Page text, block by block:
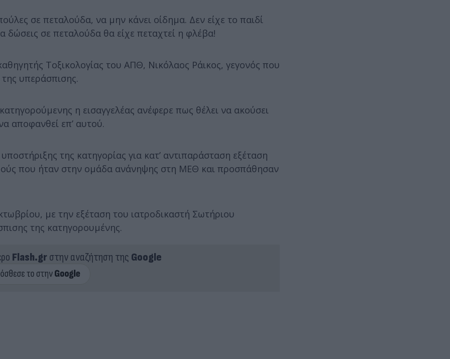
σε πεταλούδα, να μην κάνει οίδημα. Δεν είχε το παιδί
δώσεις σε πεταλούδα θα είχε πεταχτεί η φλέβα!
Τοξικολογίας του ΑΠΘ, Νικόλαος Ράικος, γεγονός που
υπεράσπισης.
η εισαγγελέας ανέφερε πως θέλει να ακούσει
αποφανθεί επ’ αυτού.
της κατηγορίας για κατ’ αντιπαράσταση εξέταση
που ήταν στην ομάδα ανάνηψης στη ΜΕΘ και προσπάθησαν
με την εξέταση του ιατροδικαστή Σωτήριου
της κατηγορουμένης.
Flash.grστην αναζήτηση της Google